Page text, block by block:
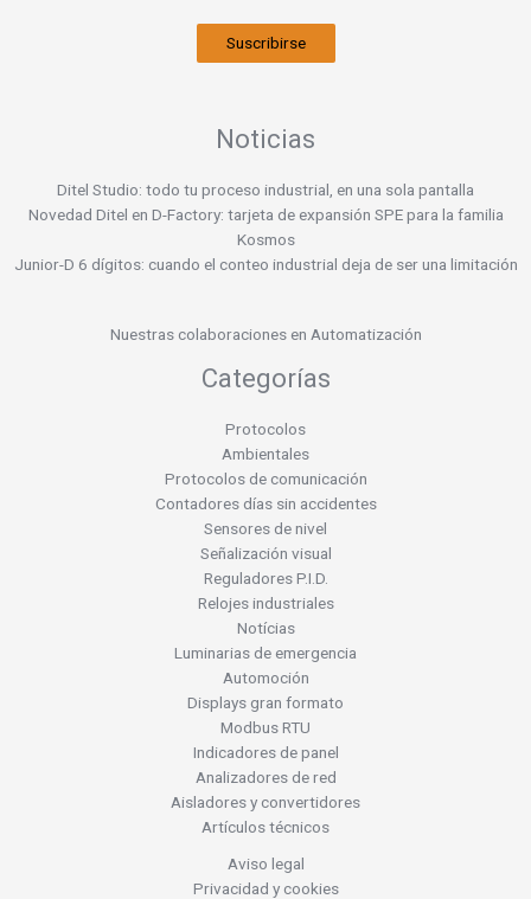
Suscribirse
Noticias
Ditel Studio: todo tu proceso industrial, en una sola pantalla
Novedad Ditel en D-Factory: tarjeta de expansión SPE para la familia
Kosmos
Junior-D 6 dígitos: cuando el conteo industrial deja de ser una limitación
Nuestras colaboraciones en Automatización
Categorías
Protocolos
Ambientales
Protocolos de comunicación
Contadores días sin accidentes
Sensores de nivel
Señalización visual
Reguladores P.I.D.
Relojes industriales
Notícias
Luminarias de emergencia
Automoción
Displays gran formato
Modbus RTU
Indicadores de panel
Analizadores de red
Aisladores y convertidores
Artículos técnicos
Aviso legal
Privacidad y cookies